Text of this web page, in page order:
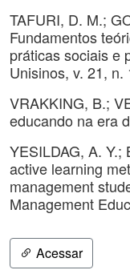
TAFURI, D. M.;
Fundamentos
práticas sociais e
Unisinos, v. 21,
VRAKKING, B.;
educando na era
YESILDAG, A. Y.;
active learning
management
Management
Acessar